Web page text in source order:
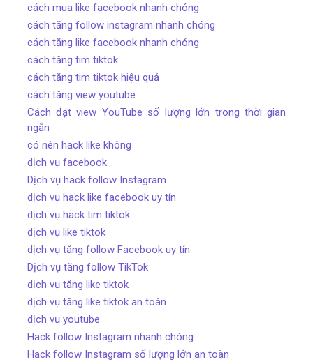
cách mua like facebook nhanh chóng
cách tăng follow instagram nhanh chóng
cách tăng like facebook nhanh chóng
cách tăng tim tiktok
cách tăng tim tiktok hiệu quả
cách tăng view youtube
Cách đạt view YouTube số lượng lớn trong thời gian
ngắn
có nên hack like không
dịch vụ facebook
Dịch vụ hack follow Instagram
dịch vụ hack like facebook uy tín
dịch vụ hack tim tiktok
dịch vụ like tiktok
dịch vụ tăng follow Facebook uy tín
Dịch vụ tăng follow TikTok
dịch vụ tăng like tiktok
dịch vụ tăng like tiktok an toàn
dịch vụ youtube
Hack follow Instagram nhanh chóng
Hack follow Instagram số lượng lớn an toàn